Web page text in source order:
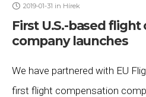
2019-01-31 in Hírek
First U.S.-based
company launches
We have partnered with EU
first flight compensation